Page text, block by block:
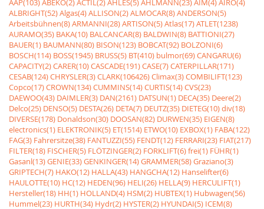
AAP(103)ABEKO(2)ACTIL(2)AHLES(5)AHLMANN(23)AIM(4)AIRO(4)
ALBRIGHT(52)Algas(4)ALLISON(2)ALMOCAR(8)ANDERSON(5)
Arbeitsbühnen(8)ARMANNI(28)ARTISON(5)Atlas(17)ATLET(1238)
AURAMO(35) BAKA(10) BALCANCAR(8) BALDWIN(8) BATTIONI(27)
BAUER(1) BAUMANN(80) BISON(123) BOBCAT(92) BOLZONI(6)
BOSCH(114) BOSS(1945) BRUSS(5) BT(410) bulmor(69)CANGARU(6)
CAPACITY(2)CARER(10)CASCADE(191)CASE(7)CATERPILLAR(171)
CESAB(124)CHRYSLER(3)CLARK(106426)Climax(3)COMBILIFT(123)
Copco(17)CROWN(134)CUMMINS(14)CURTIS(14)CVS(23)
DAEWOO(43) DAIMLER(3) DAN(2161) DATSUN(1) DECA(35) Deere(2)
Delco(25) DENSO(5) DESTA(26) DETA(7) DEUTZ(35) DIETEG(10)div(18)
DIVERSE(178) Donaldson(30) DOOSAN(82) DURWEN(35) EIGEN(8)
electronics(1) ELEKTRONIK(5) ET(1514) ETWO(10) EXBOX(1) FABA(122)
FAG(3) Fahrersitze(38) FANTUZZI(55) FENDT(12) FERRARI(23) FIAT(217)
FILTER(18) FISCHER(5) FLÖTZINGER(2) FORKLIFT(6)frei(1) FÜHR(1)
Gasanl(13)GENIE(33)GENKINGER(14)GRAMMER(58)Graziano(3)
GRIPTECH(7) HAKO(12) HALLA(43) HANGCHA(12) Hanselifter(6)
HAULOTTE(10) HC(12) HEDEN(96) HELI(26) HELLA(9) HERCULIFT(1)
Hersteller(18) HH(1) HOLLAND(4) HSM(2) HUBTEX(1) Hubwagen(56)
Hummel(23) HURTH(34) Hydr(2) HYSTER(2) HYUNDAI(5) ICEM(8)